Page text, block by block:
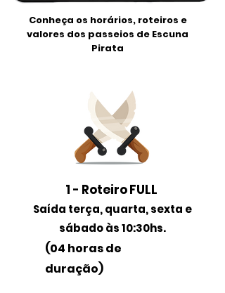
Conheça os horários, roteiros e
valores dos passeios de Escuna
Pirata
1 - Roteiro FULL
Saída terça, quarta, sexta e
sábado às 10:30hs.
(04 horas de
duração)